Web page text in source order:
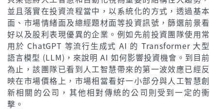
並且落實在投資流程當中，以系統化的方式，透過基本
面、市場情緒面及總經題材面等投資訊號，篩選前景看
好以及股利表現優異的企業。例如先前投資團隊使用常
用於 ChatGPT 等流行生成式 AI 的 Transformer 大型
語言模型 (LLM)，來說明 AI 如何影響投資機會。到目前
為止，該團隊已看到人工智慧帶來的第一波效應已經反
映在市場價格上，市場相當看好一小部分與人工智慧創
新相關的公司，其他相對傳統的公司則受到一定的衝
擊。